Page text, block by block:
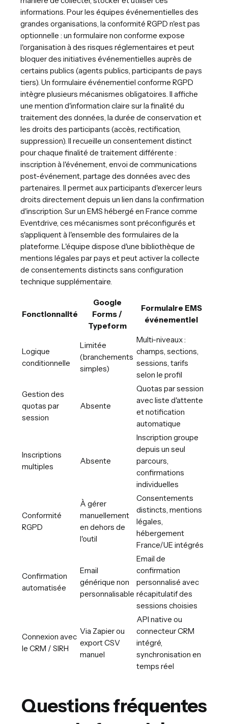
informations. Pour les équipes événementielles des
grandes organisations, la conformité RGPD n'est pas
optionnelle : un formulaire non conforme expose
l'organisation à des risques réglementaires et peut
bloquer des initiatives événementielles auprès de
certains publics (agents publics, participants de pays
tiers). Un formulaire événementiel conforme RGPD
intègre plusieurs mécanismes obligatoires. Il affiche
une mention d'information claire sur la finalité du
traitement des données, la durée de conservation et
les droits des participants (accès, rectification,
suppression). Il recueille un consentement distinct
pour chaque finalité de traitement différente :
inscription à l'événement, envoi de communications
post-événement, partage des données avec des
partenaires. Il permet aux participants d'exercer leurs
droits directement depuis un lien dans la confirmation
d'inscription. Sur un EMS hébergé en France comme
Eventdrive, ces mécanismes sont préconfigurés et
s'appliquent à l'ensemble des formulaires de la
plateforme. L'équipe dispose d'une bibliothèque de
mentions légales par pays et peut activer la collecte
de consentements distincts sans configuration
technique supplémentaire.
Fonctionnalité
Google
Forms /
Typeform
Formulaire EMS
événementiel
Logique
conditionnelle
Limitée
(branchements
simples)
Multi-niveaux :
champs, sections,
sessions, tarifs
selon le profil
Gestion des
quotas par
session
Absente
Quotas par session
avec liste d'attente
et notification
automatique
Inscriptions
multiples
Absente
Inscription groupe
depuis un seul
parcours,
confirmations
individuelles
Conformité
RGPD
À gérer
manuellement
en dehors de
l'outil
Consentements
distincts, mentions
légales,
hébergement
France/UE intégrés
Confirmation
automatisée
Email
générique non
personnalisable
Email de
confirmation
personnalisé avec
récapitulatif des
sessions choisies
Connexion avec
le CRM / SIRH
Via Zapier ou
export CSV
manuel
API native ou
connecteur CRM
intégré,
synchronisation en
temps réel
Questions fréquentes